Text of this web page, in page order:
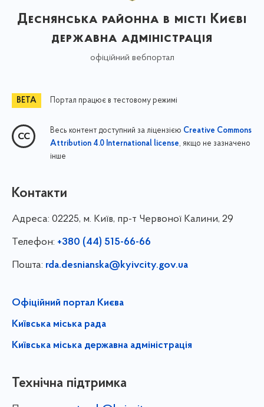
Деснянська районна в місті Києві
державна адміністрація
офіційний вебпортал
Портал працює в тестовому режимі
Весь контент доступний за ліцензією Creative Commons
Attribution 4.0 International license, якщо не зазначено
інше
Контакти
Адреса: 02225, м. Київ, пр-т Червоної Калини, 29
Телефон: +380 (44) 515-66-66
Пошта: rda.desnianska@kyivcity.gov.ua
Офіційний портал Києва
Київська міська рада
Київська міська державна адміністрація
Технічна підтримка